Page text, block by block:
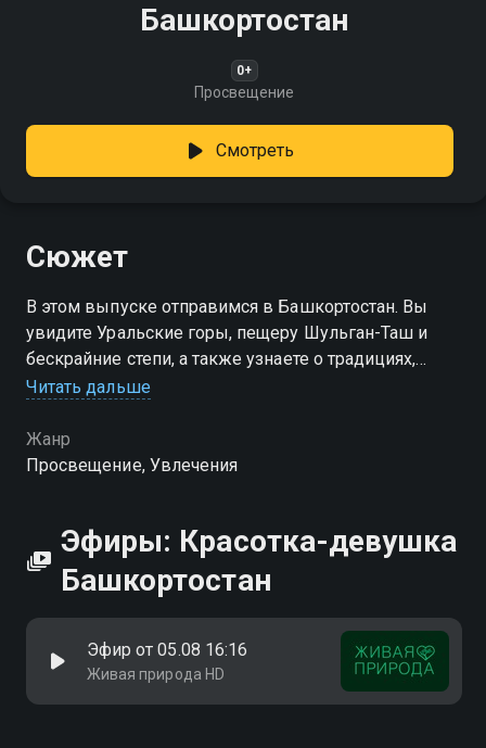
Башкортостан
0+
Просвещение
Смотреть
Сюжет
В этом выпуске отправимся в Башкортостан. Вы
увидите Уральские горы, пещеру Шульган-Таш и
бескрайние степи, а также узнаете о традициях,
музыкальном наследии и гостеприимстве этого
Читать дальше
Жанр
Просвещение, Увлечения
Эфиры: Красотка-девушка
Башкортостан
Эфир от 05.08 16:16
Живая природа HD